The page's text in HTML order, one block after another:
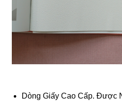
Dòng Giấy Cao Cấp. Được